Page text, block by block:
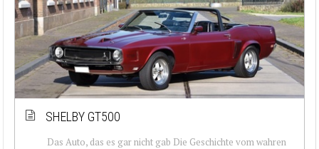
SHELBY GT500
Das Auto, das es gar nicht gab Die Geschichte vom wahren